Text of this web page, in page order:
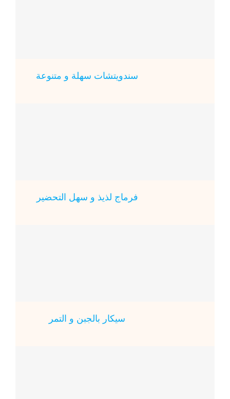
سندويتشات سهلة و متنوعة
فرماج لذيذ و سهل التحضير
سيكار بالجبن و التمر